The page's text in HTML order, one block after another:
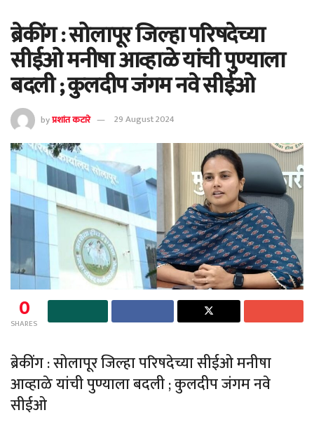
ब्रेकींग : सोलापूर जिल्हा परिषदेच्या
सीईओ मनीषा आव्हाळे यांची पुण्याला
बदली ; कुलदीप जंगम नवे सीईओ
byप्रशांत कटारे 29 August 2024
0
SHARES
ब्रेकींग : सोलापूर जिल्हा परिषदेच्या सीईओ मनीषा
आव्हाळे यांची पुण्याला बदली ; कुलदीप जंगम नवे
सीईओ